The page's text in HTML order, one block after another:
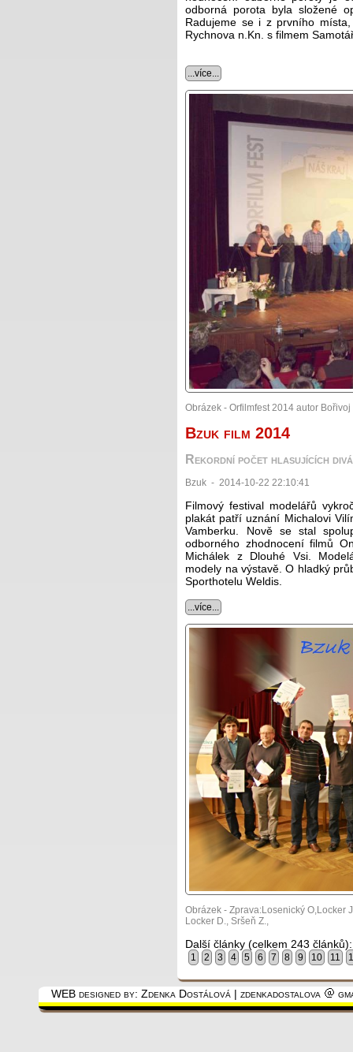
odborná porota byla složené
Radujeme se i z prvního
Rychnova n.Kn. s filmem
...více...
Obrázek - Orfilmfest 2014 autor
Bzuk film 2014
Rekordní počet hlasujících
Bzuk - 2014-10-22 22:10:41
Filmový festival modelářů
plakát patří uznání Michalovi
Vamberku. Nově se stal
odborného zhodnocení filmů
Michálek z Dlouhé Vsi.
modely na výstavě. O hladký
Sporthotelu Weldis.
...více...
Obrázek - Zprava:Losenický O,Locker
Locker D., Sršeň Z.,
Další články (celkem 243 článků):
1 2 3 4 5 6 7 8 9 10 11
WEB designed by: Zdenka Dostálová | zdenkadostalova